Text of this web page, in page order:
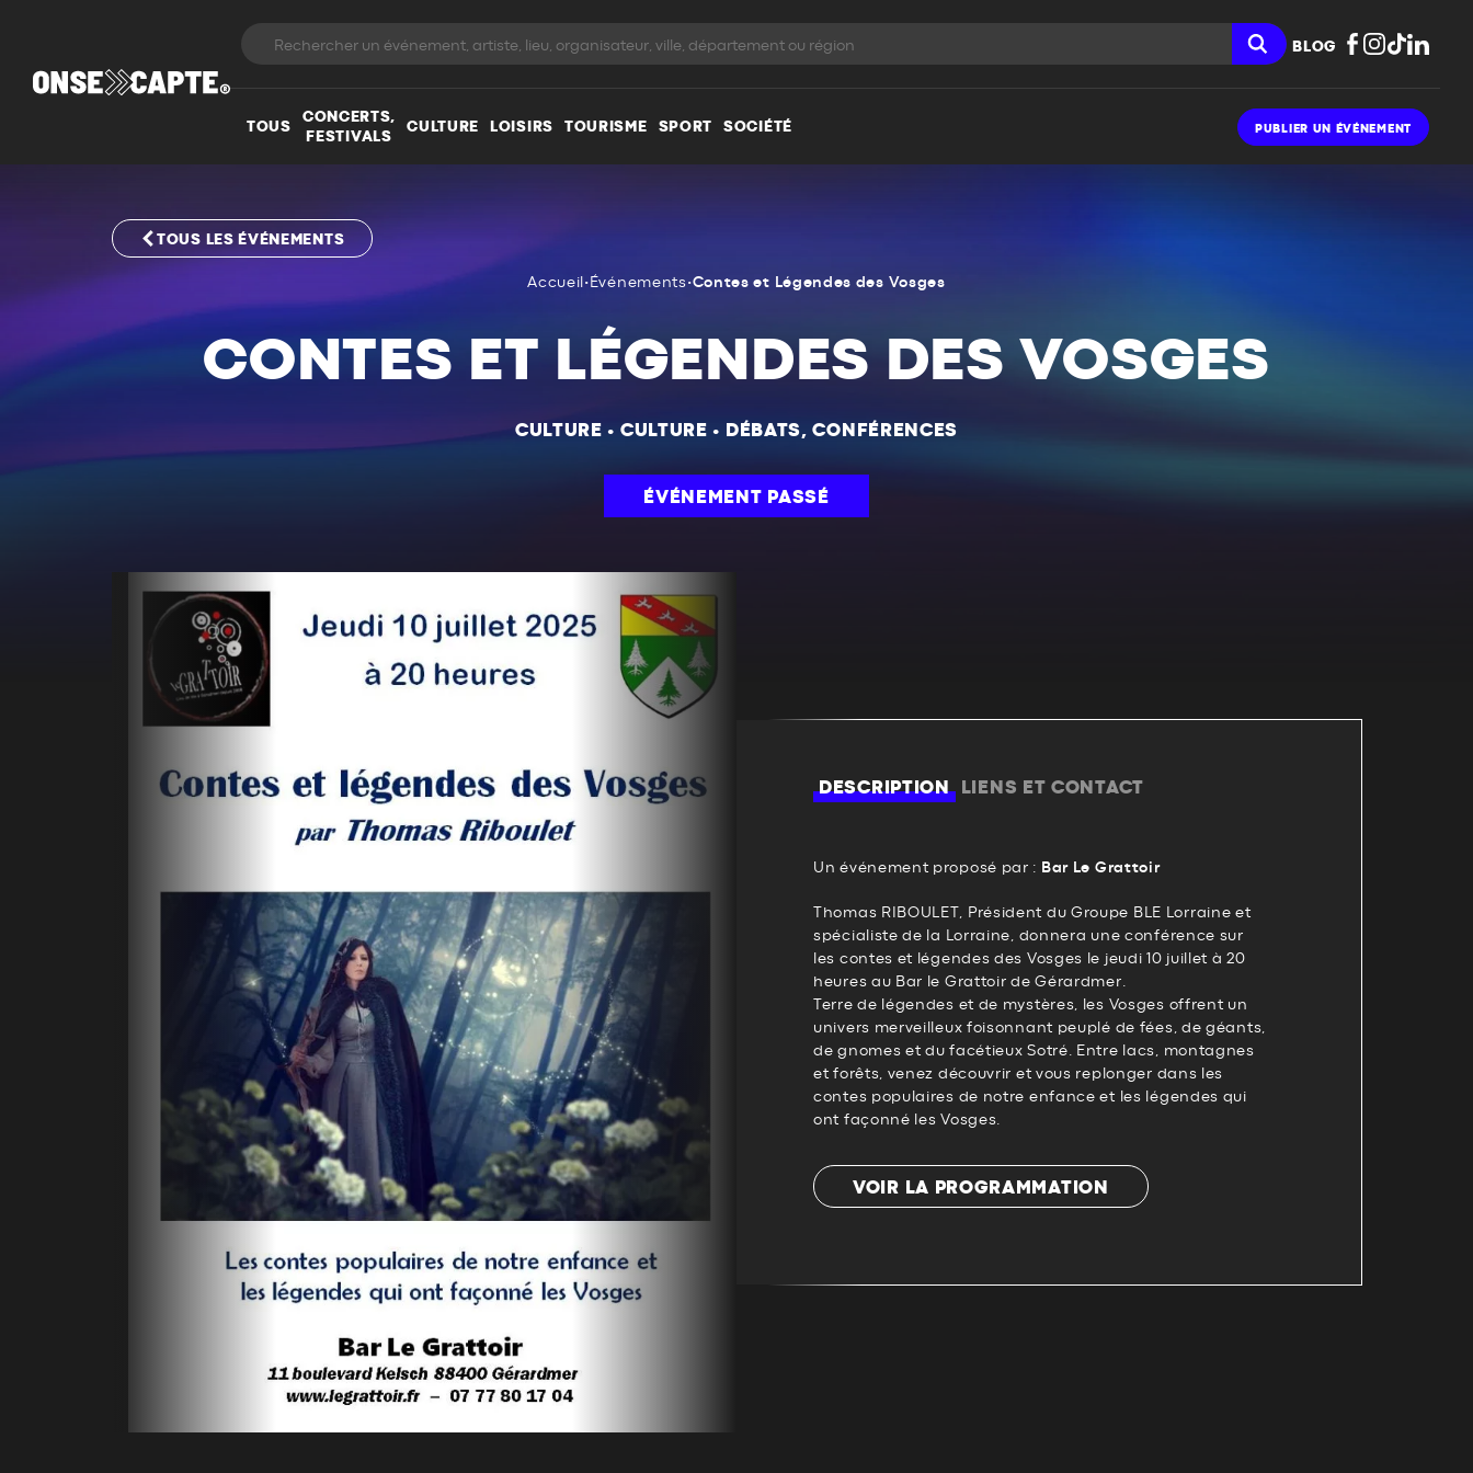
BLOG
TOUS
CONCERTS,
FESTIVALS
CULTURE LOISIRS TOURISME SPORT SOCIÉTÉ PUBLIER UN ÉVÉNEMENT
TOUS LES ÉVÉNEMENTS
Accueil • Événements•Contes et Légendes des Vosges
CONTES ET LÉGENDES DES VOSGES
CULTURE • CULTURE • DÉBATS, CONFÉRENCES
ÉVÉNEMENT PASSÉ
DESCRIPTION LIENS ET CONTACT
Un événement proposé par : Bar Le Grattoir
Thomas RIBOULET, Président du Groupe BLE Lorraine et
spécialiste de la Lorraine, donnera une conférence sur
les contes et légendes des Vosges le jeudi 10 juillet à 20
heures au Bar le Grattoir de Gérardmer.
Terre de légendes et de mystères, les Vosges offrent un
univers merveilleux foisonnant peuplé de fées, de géants,
de gnomes et du facétieux Sotré. Entre lacs, montagnes
et forêts, venez découvrir et vous replonger dans les
contes populaires de notre enfance et les légendes qui
ont façonné les Vosges.
VOIR LA PROGRAMMATION